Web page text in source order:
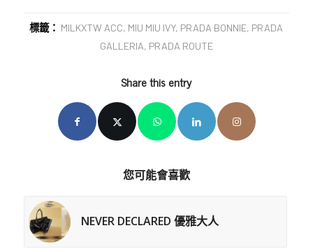
標籤： MILKXTW ACC, MIU MIU IVY, PRADA BONNIE, PRADA
GALLERIA, PRADA ROUTE
Share this entry
您可能會喜歡
NEVER DECLARED 優雅大人